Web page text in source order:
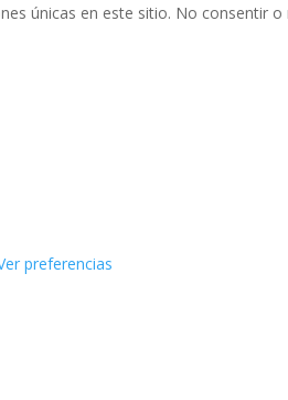
únicas en este sitio. No consentir
preferencias